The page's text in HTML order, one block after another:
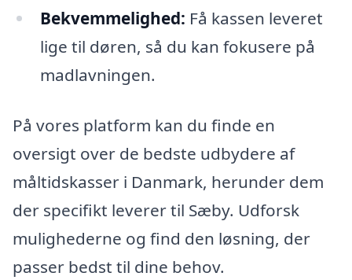
Bekvemmelighed: Få kassen leveret
lige til døren, så du kan fokusere på
madlavningen.
På vores platform kan du finde en
oversigt over de bedste udbydere af
måltidskasser i Danmark, herunder dem
der specifikt leverer til Sæby. Udforsk
mulighederne og find den løsning, der
passer bedst til dine behov.